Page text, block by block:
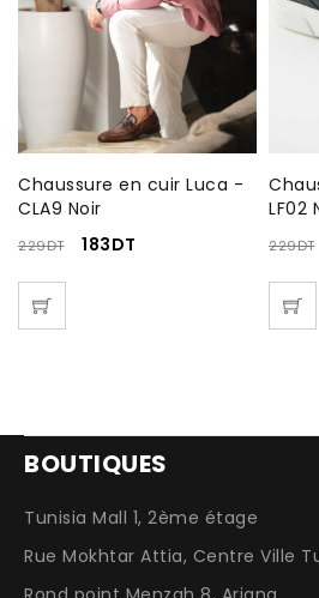
Chaussure en cuir Luca -
CLA9 Noir
229DT 183DT
LF02
229DT
BOUTIQUES
Tunisia Mall 1, 2ème étage
Rue Mokhtar Attia, Centre Ville